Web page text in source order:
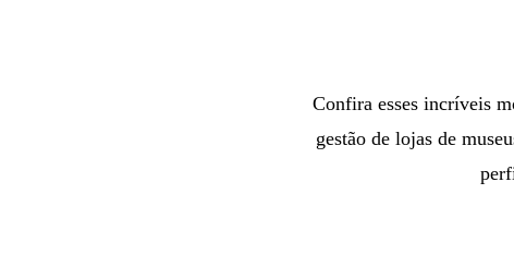
Confira esses incríveis
gestão de lojas de